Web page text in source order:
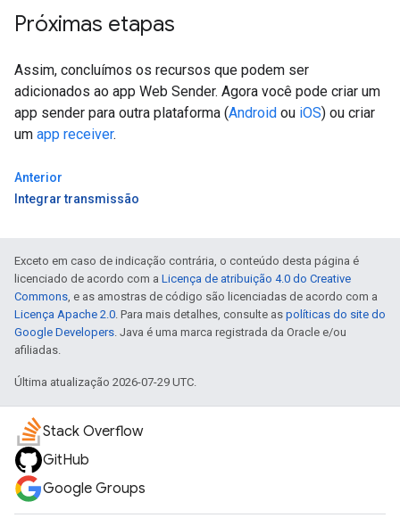
Próximas etapas
Assim, concluímos os recursos que podem ser
adicionados ao app Web Sender. Agora você pode criar um
app sender para outra plataforma (Android ou iOS) ou criar
um app receiver.
Anterior
Integrar transmissão
Exceto em caso de indicação contrária, o conteúdo desta página é
licenciado de acordo com a Licença de atribuição 4.0 do Creative
Commons, e as amostras de código são licenciadas de acordo com a
Licença Apache 2.0. Para mais detalhes, consulte as políticas do site do
Google Developers. Java é uma marca registrada da Oracle e/ou
afiliadas.
Última atualização 2026-07-29 UTC.
Stack Overflow
GitHub
Google Groups